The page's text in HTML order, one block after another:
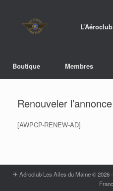
L’Aéroclub
Boutique Membres
Renouveler l’annonce
[AWPCP-RENEW-AD]
✈ Aéroclub Les Ailes du Maine © 2026